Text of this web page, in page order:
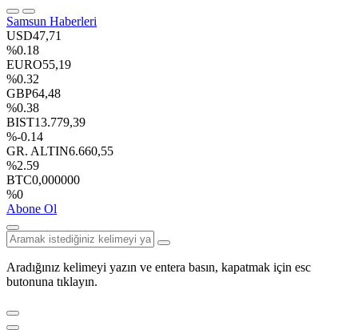
Samsun Haberleri
USD47,71
%0.18
EURO55,19
%0.32
GBP64,48
%0.38
BIST13.779,39
%-0.14
GR. ALTIN6.660,55
%2.59
BTC0,000000
%0
Abone Ol
Aradığınız kelimeyi yazın ve entera basın, kapatmak için esc
butonuna tıklayın.